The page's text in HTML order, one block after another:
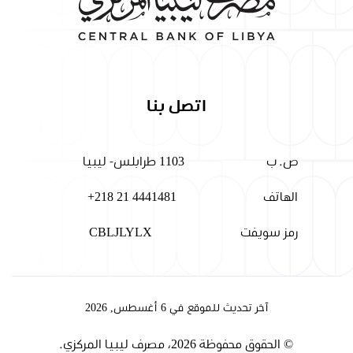
اتصل بنا
ص. ب 1103 طرابلس- ليبيا
الهاتف +218 21 4441481
رمز سويفت CBLJLYLX
آخر تحديث للموقع في 6 أغسطس, 2026
© الحقوق محفوظة 2026، مصرف ليبيا المركزي.